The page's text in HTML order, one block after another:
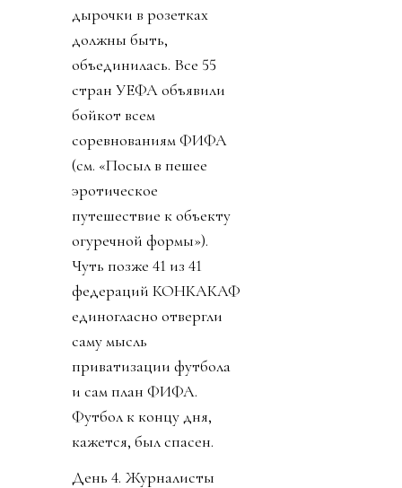
дырочки в розетках
должны быть,
объединилась. Все 55
стран УЕФА объявили
бойкот всем
соревнованиям ФИФА
(см. «Посыл в пешее
эротическое
путешествие к объекту
огуречной формы»).
Чуть позже 41 из 41
федераций КОНКАКАФ
единогласно отвергли
саму мысль
приватизации футбола
и сам план ФИФА.
Футбол к концу дня,
кажется, был спасен.
День 4. Журналисты